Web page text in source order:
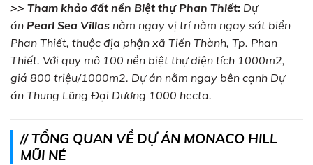
>> Tham khảo đất nền Biệt thự Phan Thiết: Dự
án Pearl Sea Villas nằm ngay vị trí nằm ngay sát biển
Phan Thiết, thuộc địa phận xã Tiến Thành, Tp. Phan
Thiết. Với quy mô 100 nền biệt thự diện tích 1000m2,
giá 800 triệu/1000m2. Dự án nằm ngay bên cạnh Dự
án Thung Lũng Đại Dương 1000 hecta.
// TỔNG QUAN VỀ DỰ ÁN MONACO HILL
MŨI NÉ